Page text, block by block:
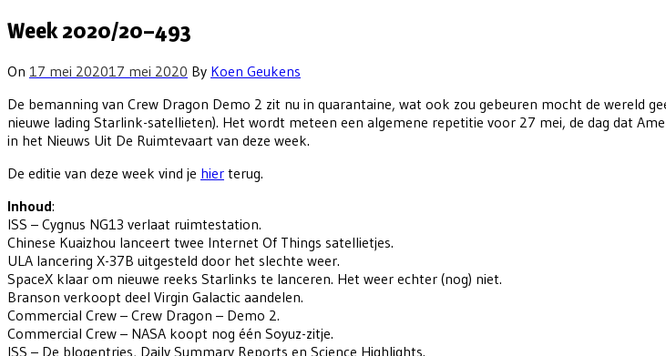
Week 2020/20–493
On 17 mei 202017 mei 2020 By Koen Geukens
De bemanning van Crew Dragon Demo 2 zit nu in quarantaine, wat ook zou gebeuren mocht de wereld
nieuwe lading Starlink-satellieten). Het wordt meteen een algemene repetitie voor 27 mei, de dag dat
in het Nieuws Uit De Ruimtevaart van deze week.
De editie van deze week vind je hier terug.
Inhoud:
ISS – Cygnus NG13 verlaat ruimtestation.
Chinese Kuaizhou lanceert twee Internet Of Things satellietjes.
ULA lancering X-37B uitgesteld door het slechte weer.
SpaceX klaar om nieuwe reeks Starlinks te lanceren. Het weer echter (nog) niet.
Branson verkoopt deel Virgin Galactic aandelen.
Commercial Crew – Crew Dragon – Demo 2.
Commercial Crew – NASA koopt nog één Soyuz-zitje.
ISS – De blogentries, Daily Summary Reports en Science Highlights.